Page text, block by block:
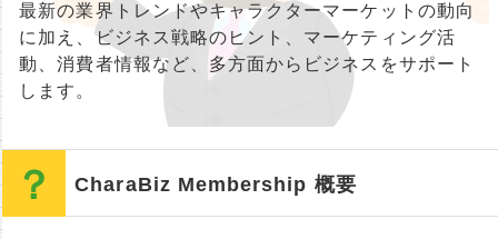
最新の業界トレンドやキャラクターマーケットの動向
に加え、ビジネス戦略のヒント、マーケティング活
動、消費者情報など、多方面からビジネスをサポート
します。
CharaBiz Membership 概要